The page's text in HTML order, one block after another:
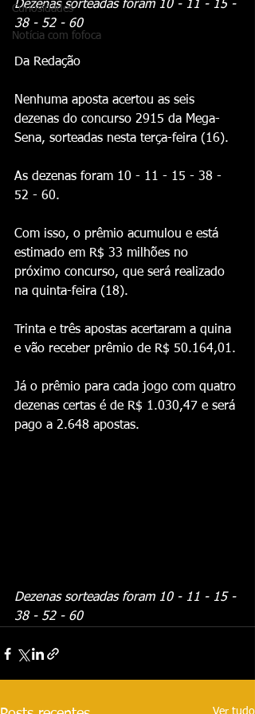
Curiosidades
Notícia com fofoca
Dezenas sorteadas foram 10 - 11 - 15 -
38 - 52 - 60
Da Redação
Nenhuma aposta acertou as seis
dezenas do concurso 2915 da Mega-
Sena, sorteadas nesta terça-feira (16).
As dezenas foram 10 - 11 - 15 - 38 -
52 - 60.
Com isso, o prêmio acumulou e está
estimado em R$ 33 milhões no
próximo concurso, que será realizado
na quinta-feira (18).
Trinta e três apostas acertaram a quina
e vão receber prêmio de R$ 50.164,01.
Já o prêmio para cada jogo com quatro
dezenas certas é de R$ 1.030,47 e será
pago a 2.648 apostas.
Dezenas sorteadas foram 10 - 11 - 15 -
38 - 52 - 60